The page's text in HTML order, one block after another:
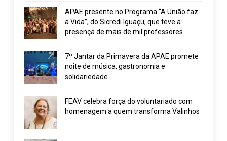
APAE presente no Programa “A União faz
a Vida”, do Sicredi Iguaçu, que teve a
presença de mais de mil professores
7º Jantar da Primavera da APAE promete
noite de música, gastronomia e
solidariedade
FEAV celebra força do voluntariado com
homenagem a quem transforma Valinhos